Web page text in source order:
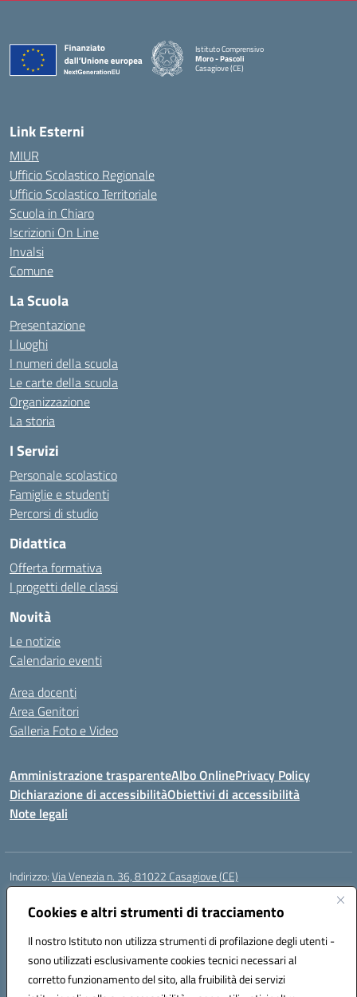
Cookies e altri strumenti di tracciamento
Il nostro Istituto non utilizza strumenti di profilazione degli utenti -
sono utilizzati esclusivamente cookies tecnici necessari al
corretto funzionamento del sito, alla fruibilità dei servizi
Istituto Comprensivo
Moro - Pascoli
Casagiove (CE)
— Visita la pagina iniziale della scuola
Link Esterni
MIUR
Ufficio Scolastico Regionale
Ufficio Scolastico Territoriale
Scuola in Chiaro
Iscrizioni On Line
Invalsi
Comune
La Scuola
Presentazione
I luoghi
I numeri della scuola
Le carte della scuola
Organizzazione
La storia
I Servizi
Personale scolastico
Famiglie e studenti
Percorsi di studio
Didattica
Offerta formativa
I progetti delle classi
Novità
Le notizie
Calendario eventi
Area docenti
Area Genitori
Galleria Foto e Video
Amministrazione trasparenteAlbo OnlinePrivacy Policy
Dichiarazione di accessibilitàObiettivi di accessibilità
Note legali
Indirizzo:Via Venezia n. 36, 81022 Casagiove (CE)
Centralino:
Posta elettronica certificata (PEC):ceic893002@pec.istruzione.it
Codice fiscale: 93085870611
Codice meccanografico:CEIC893002
Codice Indice delle Pubbliche Amministrazioni (IPA): icmp_061
Codice unico di fatturazione (CUF): UFIOD3